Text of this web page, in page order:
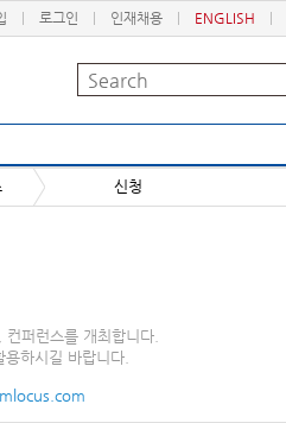
로그인 인재채용 ENGLISH
신청
퍼런스를 개최합니다.
하시길 바랍니다.